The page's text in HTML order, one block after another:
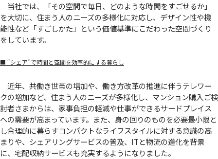
当社では、「その空間で毎日、どのような時間をすごせるか」
を大切に、住まう人のニーズの多様化に対応し、デザイン性や機
能性など「すごしかた」という価値基準にこだわった空間づくり
をしています。
■ “シェア”で時間と空間を効率的にする暮らし
近年、共働き世帯の増加や、働き方改革の推進に伴うテレワー
クの増加など、住まう人のニーズが多様化し、マンション購入ご検
討者さまからは、家事負担の軽減や仕事ができるサードプレイス
への需要が高まっています。また、身の回りのものを必要最小限と
し合理的に暮らすコンパクトなライフスタイルに対する意識の高
まりや、シェアリングサービスの普及、ITと物流の進化を背景
に、宅配収納サービスも充実するようになりました。